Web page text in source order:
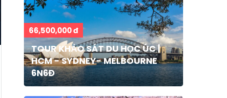
66,500,000 đ
TOUR KHẢO SÁT DU HỌC ÚC |
HCM - SYDNEY- MELBOURNE
6N6Đ